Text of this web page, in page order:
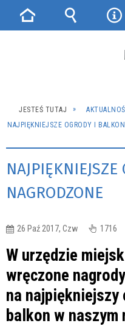
JESTEŚ TUTAJ
NAJPIĘKNIEJSZE OGRODY I
NAGRODZONE
26 Paź 2017, Czw 1716
W urzędzie
wręczone
na
balkon w naszym
Strona